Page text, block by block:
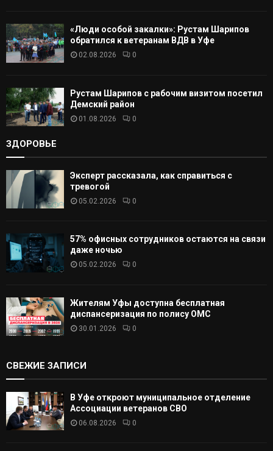
«Люди особой закалки»: Рустам Шарипов
обратился к ветеранам ВДВ в Уфе
02.08.2026 0
Рустам Шарипов с рабочим визитом посетил
Демский район
01.08.2026 0
ЗДОРОВЬЕ
Эксперт рассказала, как справиться с
тревогой
05.02.2026 0
57% офисных сотрудников остаются на связи
даже ночью
05.02.2026 0
Жителям Уфы доступна бесплатная
диспансеризация по полису ОМС
30.01.2026 0
СВЕЖИЕ ЗАПИСИ
В Уфе откроют муниципальное отделение
Ассоциации ветеранов СВО
06.08.2026 0